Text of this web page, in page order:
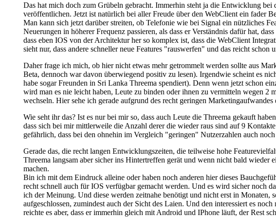
Das hat mich doch zum Grübeln gebracht. Immerhin steht ja die Entwicklung
veröffentlichen. Jetzt ist natürlich bei aller Freude über den WebClient ein fader
Man kann sich jetzt darüber streiten, ob Telefonie wie bei Signal ein nützliches
Neuerungen in höherer Frequenz passieren, als dass er Verständnis dafür hat,
dass eben IOS von der Architektur her so komplex ist, dass die WebClient
sieht nur, dass andere schneller neue Features "rauswerfen" und das reicht schon
Daher frage ich mich, ob hier nicht etwas mehr getrommelt werden sollte aus
Beta, dennoch war davon überwiegend positiv zu lesen). Irgendwie scheint es
habe sogar Freunden in Sri Lanka Threema spendiert). Denn wenn jetzt schon
wird man es nie leicht haben, Leute zu binden oder ihnen zu vermitteln wegen
wechseln. Hier sehe ich gerade aufgrund des recht geringen
Wie seht ihr das? Ist es nur bei mir so, dass auch Leute die Threema gekauft
dass sich bei mir mittlerweile die Anzahl derer die wieder raus sind auf 9
gefährlich, dass bei den ohnehin im Vergleich "geringen" Nutzerzahlen auch
Gerade das, die recht langen Entwicklungszeiten, die teilweise hohe
Threema langsam aber sicher ins Hintertreffen gerät und wenn nicht bald
machen.
Bin ich mit dem Eindruck alleine oder haben noch anderen hier dieses
recht schnell auch für IOS verfügbar gemacht werden. Und es wird sicher noch
ich der Meinung. Und diese werden zeitnahe benötigt und nicht erst in
aufgeschlossen, zumindest auch der Sicht des Laien. Und den interessiert es
reichte es aber, dass er immerhin gleich mit Android und IPhone läuft, der Rest